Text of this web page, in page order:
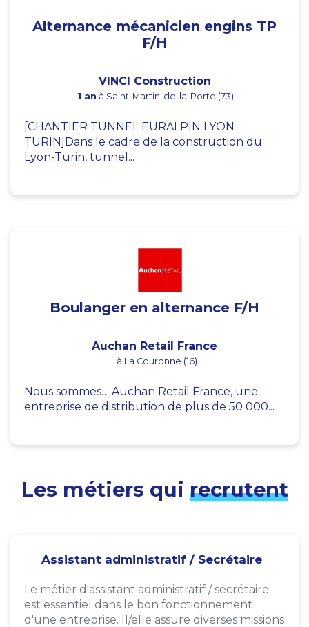
Alternance mécanicien engins TP
F/H
VINCI Construction
1 an à Saint-Martin-de-la-Porte (73)
[CHANTIER TUNNEL EURALPIN LYON
TURIN]Dans le cadre de la construction du
Lyon-Turin, tunnel...
Boulanger en alternance F/H
Auchan Retail France
à La Couronne (16)
Nous sommes… Auchan Retail France, une
entreprise de distribution de plus de 50 000...
Les métiers qui recrutent
Assistant administratif / Secrétaire
Le métier d'assistant administratif / secrétaire
est essentiel dans le bon fonctionnement
d'une entreprise. Il/elle assure diverses missions